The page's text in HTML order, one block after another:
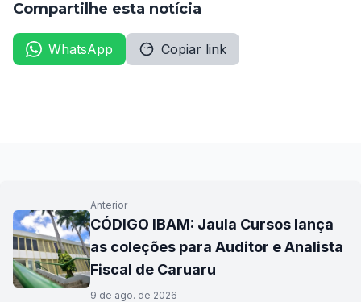
Compartilhe esta notícia
WhatsApp Copiar link
Anterior
CÓDIGO IBAM: Jaula Cursos lança
as coleções para Auditor e Analista
Fiscal de Caruaru
9 de ago. de 2026